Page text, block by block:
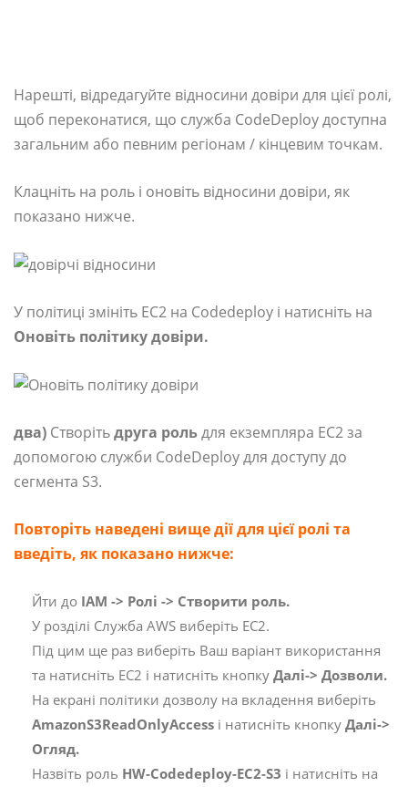
Нарешті, відредагуйте відносини довіри для цієї ролі,
щоб переконатися, що служба CodeDeploy доступна
загальним або певним регіонам / кінцевим точкам.
Клацніть на роль і оновіть відносини довіри, як
показано нижче.
У політиці змініть EC2 на Codedeploy і натисніть на
Оновіть політику довіри.
два) Створітьдруга рольдля екземпляра EC2 за
допомогою служби CodeDeploy для доступу до
сегмента S3.
Повторіть наведені вище дії для цієї ролі та
введіть, як показано нижче:
Йти до IAM -> Ролі -> Створити роль.
У розділі Служба AWS виберіть EC2.
Під цим ще раз виберіть Ваш варіант використання
та натисніть EC2 і натисніть кнопку Далі-> Дозволи.
На екрані політики дозволу на вкладення виберіть
AmazonS3ReadOnlyAccess і натисніть кнопку Далі->
Огляд.
Назвіть роль HW-Codedeploy-EC2-S3 і натисніть на